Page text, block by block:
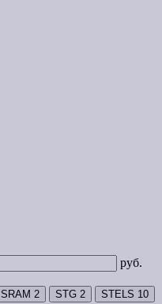
руб.
SRAM 2 STG 2 STELS 10